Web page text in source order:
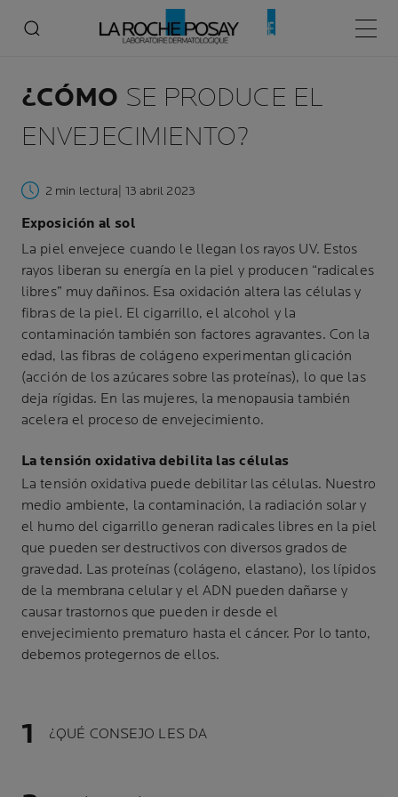
Menú
¿CÓMO SE PRODUCE EL
ENVEJECIMIENTO?
2 min lectura | 13 abril 2023
Exposición al sol
La piel envejece cuando le llegan los rayos UV. Estos
rayos liberan su energía en la piel y producen “radicales
libres” muy dañinos. Esa oxidación altera las células y
fibras de la piel. El cigarrillo, el alcohol y la
contaminación también son factores agravantes. Con la
edad, las fibras de colágeno experimentan glicación
(acción de los azúcares sobre las proteínas), lo que las
deja rígidas. En las mujeres, la menopausia también
acelera el proceso de envejecimiento.
La tensión oxidativa debilita las células
La tensión oxidativa puede debilitar las células. Nuestro
medio ambiente, la contaminación, la radiación solar y
el humo del cigarrillo generan radicales libres en la piel
que pueden ser destructivos con diversos grados de
gravedad. Las proteínas (colágeno, elastano), los lípidos
de la membrana celular y el ADN pueden dañarse y
causar trastornos que pueden ir desde el
envejecimiento prematuro hasta el cáncer. Por lo tanto,
debemos protegernos de ellos.
¿QUÉ CONSEJO LES DA